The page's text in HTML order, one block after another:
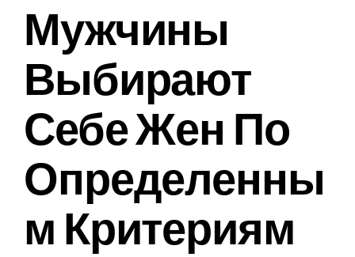
Мужчины
Выбирают
Себе Жен По
Определенны
М Критериям